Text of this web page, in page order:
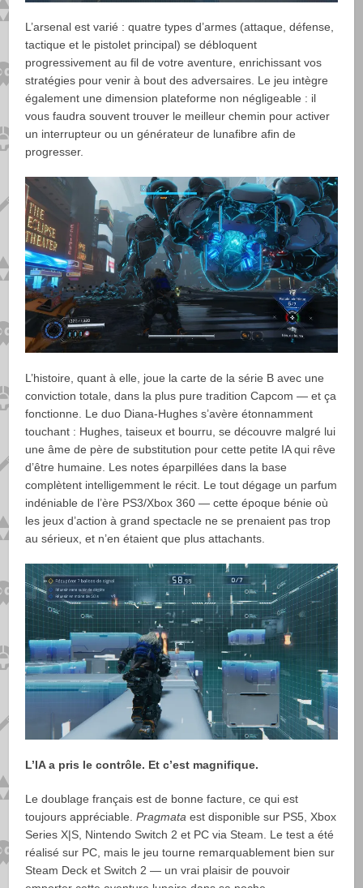
L’arsenal est varié : quatre types d’armes (attaque, défense,
tactique et le pistolet principal) se débloquent
progressivement au fil de votre aventure, enrichissant vos
stratégies pour venir à bout des adversaires. Le jeu intègre
également une dimension plateforme non négligeable : il
vous faudra souvent trouver le meilleur chemin pour activer
un interrupteur ou un générateur de lunafibre afin de
progresser.
L’histoire, quant à elle, joue la carte de la série B avec une
conviction totale, dans la plus pure tradition Capcom — et ça
fonctionne. Le duo Diana-Hughes s’avère étonnamment
touchant : Hughes, taiseux et bourru, se découvre malgré lui
une âme de père de substitution pour cette petite IA qui rêve
d’être humaine. Les notes éparpillées dans la base
complètent intelligemment le récit. Le tout dégage un parfum
indéniable de l’ère PS3/Xbox 360 — cette époque bénie où
les jeux d’action à grand spectacle ne se prenaient pas trop
au sérieux, et n’en étaient que plus attachants.
L’IA a pris le contrôle. Et c’est magnifique.
Le doublage français est de bonne facture, ce qui est
toujours appréciable.Pragmata est disponible sur PS5, Xbox
Series X|S, Nintendo Switch 2 et PC via Steam. Le test a été
réalisé sur PC, mais le jeu tourne remarquablement bien sur
Steam Deck et Switch 2 — un vrai plaisir de pouvoir